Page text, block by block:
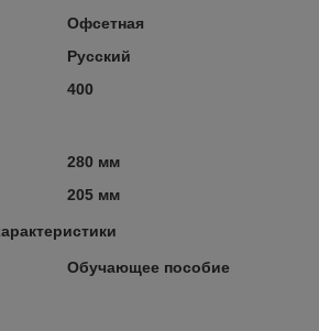
Офсетная
Русский
400
280 мм
205 мм
Обучающее пособие